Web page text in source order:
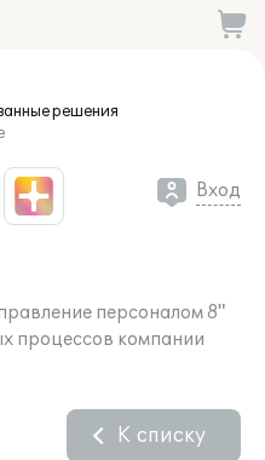
решения
Вход
персоналом 8"
процессов компании
К списку